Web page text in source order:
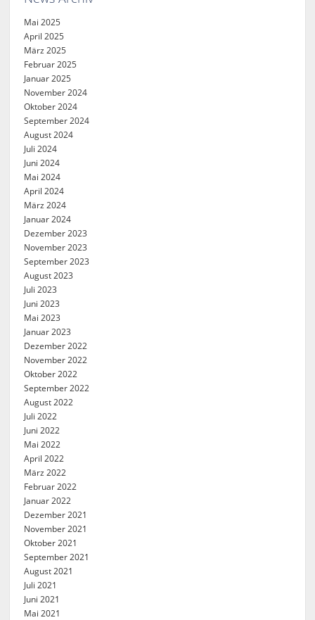
Mai 2025
April 2025
März 2025
Februar 2025
Januar 2025
November 2024
Oktober 2024
September 2024
August 2024
Juli 2024
Juni 2024
Mai 2024
April 2024
März 2024
Januar 2024
Dezember 2023
November 2023
September 2023
August 2023
Juli 2023
Juni 2023
Mai 2023
Januar 2023
Dezember 2022
November 2022
Oktober 2022
September 2022
August 2022
Juli 2022
Juni 2022
Mai 2022
April 2022
März 2022
Februar 2022
Januar 2022
Dezember 2021
November 2021
Oktober 2021
September 2021
August 2021
Juli 2021
Juni 2021
Mai 2021